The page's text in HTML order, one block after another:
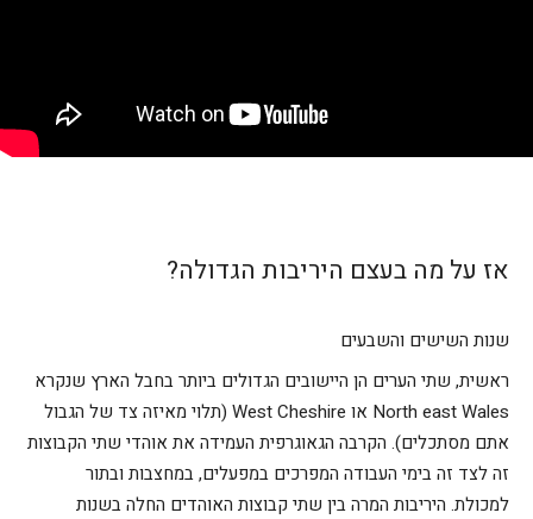
אז על מה בעצם היריבות הגדולה?
שנות השישים והשבעים
ראשית, שתי הערים הן היישובים הגדולים ביותר בחבל הארץ שנקרא
North east Wales או West Cheshire (תלוי מאיזה צד של הגבול
אתם מסתכלים). הקרבה הגאוגרפית העמידה את אוהדי שתי הקבוצות
זה לצד זה בימי העבודה המפרכים במפעלים, במחצבות ובתור
למכולת. היריבות המרה בין שתי קבוצות האוהדים החלה בשנות